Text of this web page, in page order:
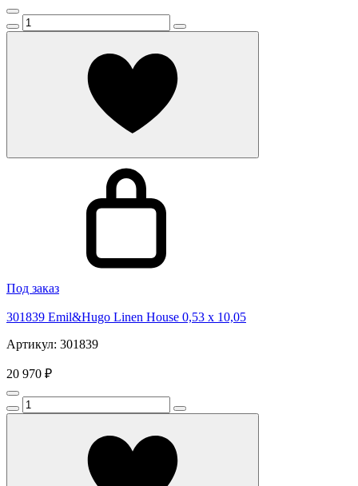
Под заказ
301839 Emil&Hugo Linen House 0,53 x 10,05
Артикул: 301839
20 970 ₽